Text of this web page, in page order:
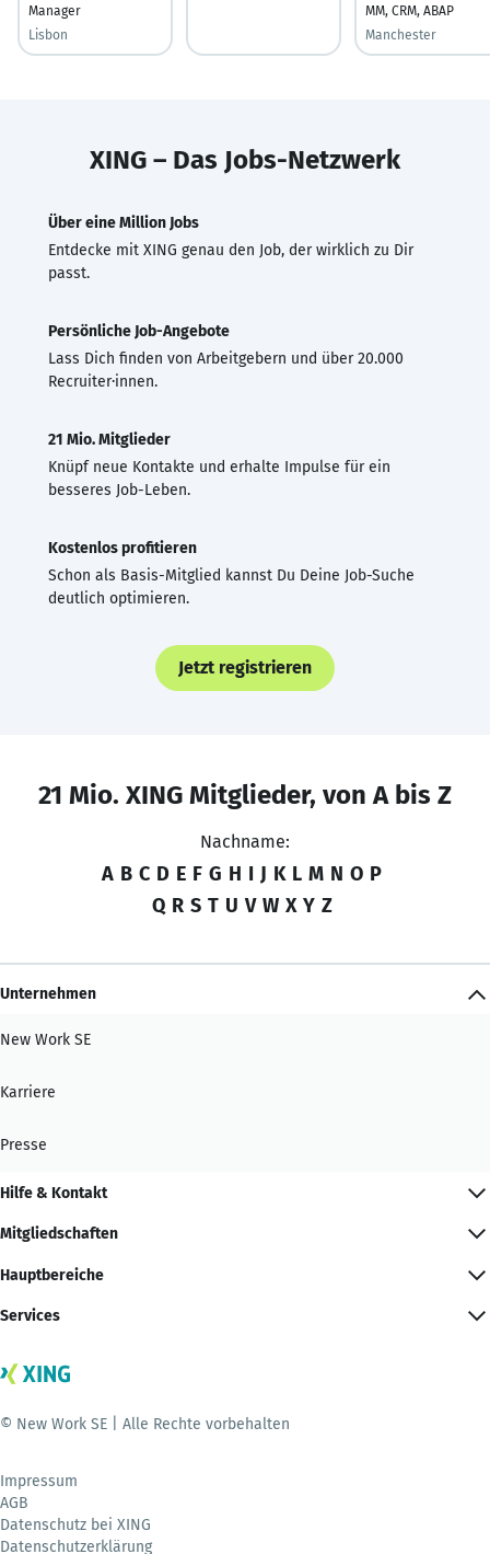
Manager
Lisbon
MM, CRM, ABAP
Manchester
XING – Das Jobs-Netzwerk
Über eine Million Jobs
Entdecke mit XING genau den Job, der wirklich zu Dir
passt.
Persönliche Job-Angebote
Lass Dich finden von Arbeitgebern und über 20.000
Recruiter·innen.
21 Mio. Mitglieder
Knüpf neue Kontakte und erhalte Impulse für ein
besseres Job-Leben.
Kostenlos profitieren
Schon als Basis-Mitglied kannst Du Deine Job-Suche
deutlich optimieren.
Jetzt registrieren
21 Mio. XING Mitglieder, von A bis Z
Nachname:
A B C D E F G H I J K L M N O P
Q R S T U V W X Y Z
Unternehmen
New Work SE
Karriere
Presse
Hilfe & Kontakt
Mitgliedschaften
Hauptbereiche
Services
© New Work SE | Alle Rechte vorbehalten
Impressum
AGB
Datenschutz bei XING
Datenschutzerklärung